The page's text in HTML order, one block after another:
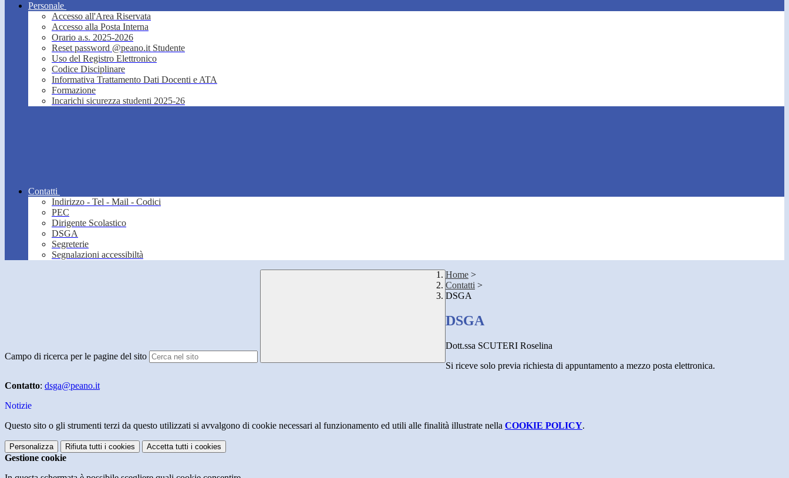
Personale
Accesso all'Area Riservata
Accesso alla Posta Interna
Orario a.s. 2025-2026
Reset password @peano.it Studente
Uso del Registro Elettronico
Codice Disciplinare
Informativa Trattamento Dati Docenti e ATA
Formazione
Incarichi sicurezza studenti 2025-26
Contatti
Indirizzo - Tel - Mail - Codici
PEC
Dirigente Scolastico
DSGA
Segreterie
Segnalazioni accessibiltà
Campo di ricerca per le pagine del sito
Home >
Contatti >
DSGA
DSGA
Dott.ssa SCUTERI Roselina
Si riceve solo previa richiesta di appuntamento a mezzo posta elettronica.
Contatto: dsga@peano.it
Notizie
Questo sito o gli strumenti terzi da questo utilizzati si avvalgono di cookie necessari al funzionamento ed utili alle finalità illustrate nella COOKIE POLICY.
Personalizza Rifiuta tutti i cookies Accetta tutti i cookies
Gestione cookie